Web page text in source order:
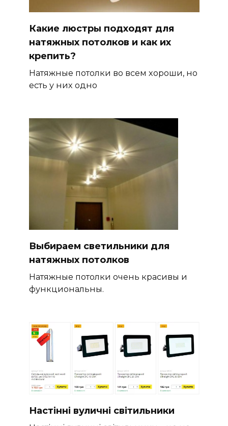
Какие люстры подходят для
натяжных потолков и как их
крепить?
Натяжные потолки во всем хороши, но
есть у них одно
Выбираем светильники для
натяжных потолков
Натяжные потолки очень красивы и
функциональны.
Настінні вуличні світильники